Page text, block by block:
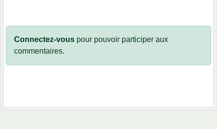
Connectez-vous pour pouvoir participer aux
commentaires.